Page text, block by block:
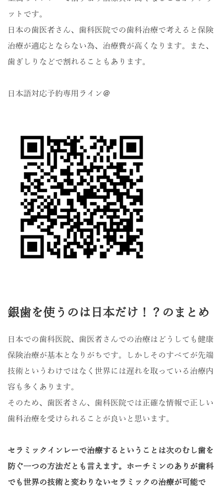
ットです。
日本の歯医者さん、歯科医院での歯科治療で考えると保険
治療が適応とならない為、治療費が高くなります。また、
歯ぎしりなどで割れることもあります。
日本語対応予約専用ライン＠
銀歯を使うのは日本だけ！？のまとめ
日本での歯科医院、歯医者さんでの治療はどうしても健康
保険治療が基本となりがちです。しかしそのすべてが先端
技術というわけではなく世界には遅れを取っている治療内
容も多くあります。
そのため、歯医者さん、歯科医院では正確な情報で正しい
歯科治療を受けられることが良いと思います。
セラミックインレーで治療するということは次のむし歯を
防ぐ一つの方法だとも言えます。ホーチミンのありが歯科
でも世界の技術と変わりないセラミックの治療が可能で